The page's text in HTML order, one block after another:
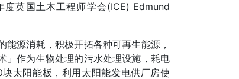
英国土木工程师学会(ICE) Edmund
能源消耗，积极开拓各种可再生能源，
」作为生物处理的污水处理设施，耗电
太阳能板，利用太阳能发电供厂房使